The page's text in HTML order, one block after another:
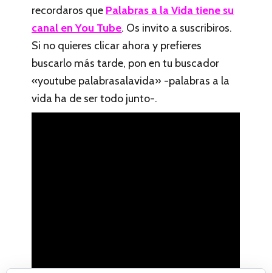
recordaros que Palabras a la Vida tiene su
canal en You Tube. Os invito a suscribiros.
Si no quieres clicar ahora y prefieres
buscarlo más tarde, pon en tu buscador
«youtube palabrasalavida» -palabras a la
vida ha de ser todo junto-.